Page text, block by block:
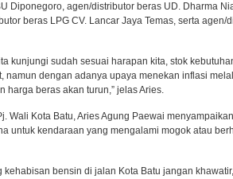
Diponegoro, agen/distributor beras UD. Dharma
beras LPG CV. Lancar Jaya Temas, serta agen/
kunjungi sudah sesuai harapan kita, stok
namun dengan adanya upaya menekan inflasi
harga beras akan turun,” jelas Aries.
Wali Kota Batu, Aries Agung Paewai
untuk kendaraan yang mengalami mogok atau
kehabisan bensin di jalan Kota Batu jangan